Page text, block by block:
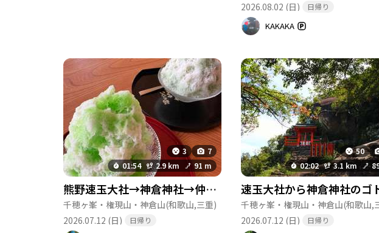
2026.08.02 (日)
日帰り
KAKAKA
3
7
01:54
2.9 km 91 m
熊野速玉大社→神倉神社→仲氷店🍧→熊野速玉大社
千穂ヶ峯・権現山・神倉山(和歌山,三重)
2026.07.12 (日)
日帰り
50
02:02
3.1 km
千穂ヶ峯・権現山・神倉山(和歌山,
2026.07.12 (日)
日帰り